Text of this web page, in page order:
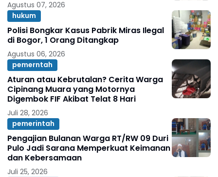
Agustus 07, 2026
hukum
Polisi Bongkar Kasus Pabrik Miras Ilegal
di Bogor, 1 Orang Ditangkap
Agustus 06, 2026
pemerntah
Aturan atau Kebrutalan? Cerita Warga
Cipinang Muara yang Motornya
Digembok FIF Akibat Telat 8 Hari
Juli 28, 2026
pemerintah
Pengajian Bulanan Warga RT/RW 09 Duri
Pulo Jadi Sarana Memperkuat Keimanan
dan Kebersamaan
Juli 25, 2026